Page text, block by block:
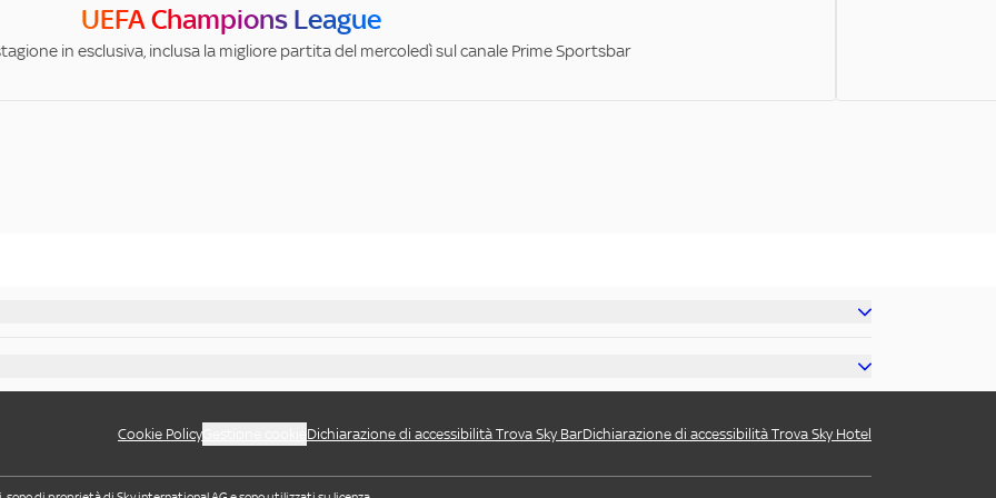
UEFA Champions League
in esclusiva, inclusa la migliore partita del mercoledì sul canale Prime Sportsbar
Cookie Policy Dichiarazione di accessibilità Trova Sky BarDichiarazione di accessibilità Trova Sky Hotel